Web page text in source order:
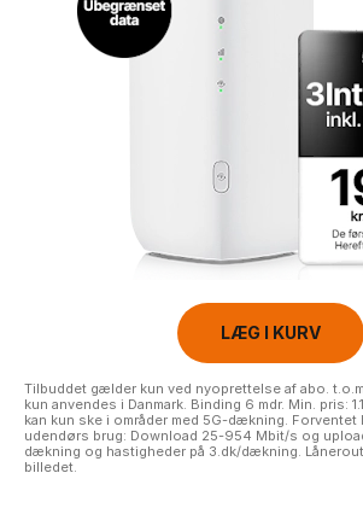
LÆG I KURV
Tilbuddet gælder kun ved nyoprettelse af abo.
kun anvendes i Danmark. Binding 6 mdr. Min. pris:
kan kun ske i områder med 5G-dækning. Forventet
udendørs brug: Download 25-954 Mbit/s og
dækning og hastigheder på 3.dk/dækning.
billedet.